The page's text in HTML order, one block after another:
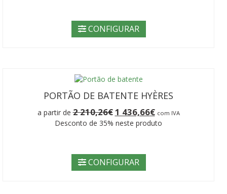
210,26€.
CONFIGURAR
PORTÃO DE BATENTE HYÈRES
a partir de2 210,26€ O
preço
original
210,26€.
1 436,66€O
preço
com IVA
Desconto de 35% neste produto
CONFIGURAR